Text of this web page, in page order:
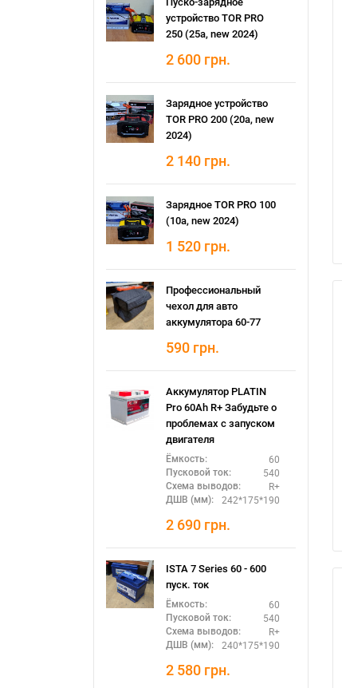
устройство TOR PRO
250 (25а, new 2024)
2 600 грн.
Зарядное устройство
TOR PRO 200 (20а, new
2024)
2 140 грн.
Зарядное TOR PRO 100
(10а, new 2024)
1 520 грн.
Профессиональный
чехол для авто
аккумулятора 60-77
590 грн.
Аккумулятор PLATIN
Pro 60Ah R+ Забудьте о
проблемах с запуском
двигателя
Ёмкость: 60
Пусковой ток: 540
Схема выводов: R+
ДШВ (мм): 242*175*190
2 690 грн.
ISTA 7 Series 60 - 600
пуск. ток
Ёмкость: 60
Пусковой ток: 540
Схема выводов: R+
ДШВ (мм): 240*175*190
2 580 грн.